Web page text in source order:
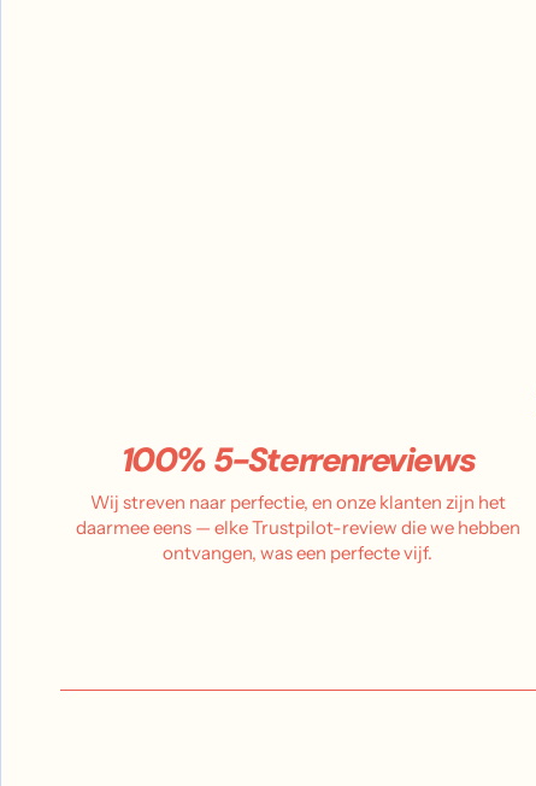
100% 5-Sterrenreviews
Wij streven naar perfectie, en onze klanten zijn het
daarmee eens — elke Trustpilot-review die we hebben
ontvangen, was een perfecte vijf.